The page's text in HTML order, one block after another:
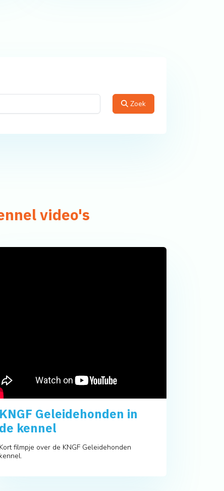
Zoek
video's
KNGF Geleidehonden in
de kennel
Kort filmpje over de KNGF Geleidehonden
kennel.